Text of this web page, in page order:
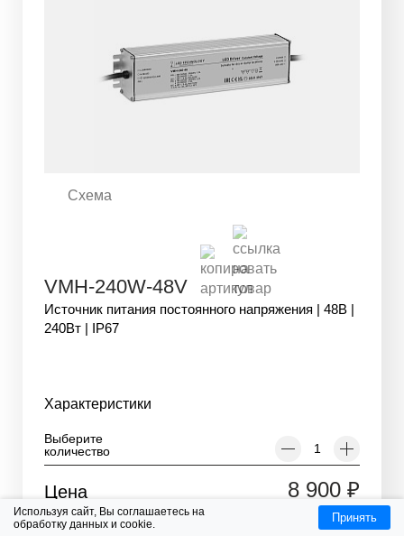
Схема
VMH-240W-48V
Источник питания постоянного напряжения | 48В |
240Вт | IP67
Характеристики
Выберите
количество
Цена 8 900 ₽
Принять
Используя сайт, Вы соглашаетесь на
обработку данных и cookie.